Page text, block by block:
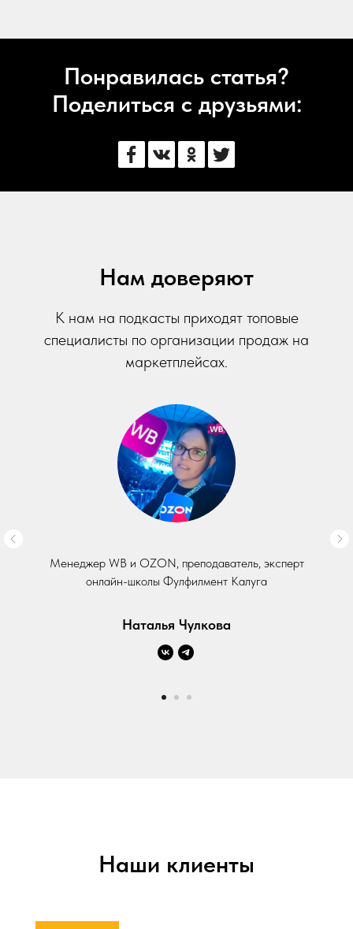
Понравилась статья?
Поделиться с друзьями:
Нам доверяют
К нам на подкасты приходят топовые
специалисты по организации продаж на
маркетплейсах.
Менеджер WB и OZON, преподаватель, эксперт
онлайн-школы Фулфилмент Калуга
Наталья Чулкова
Наши клиенты